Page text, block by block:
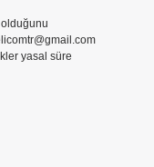
olduğunu
yasal süre